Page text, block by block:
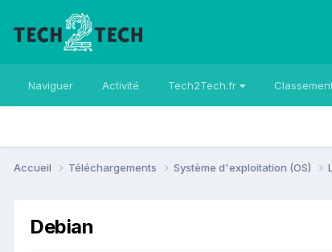
Naviguer Activité Tech2Tech.fr
Accueil Téléchargements Système d'exploitation (OS)
Debian